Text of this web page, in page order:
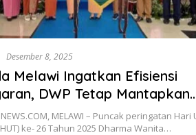
Desember 8, 2025
Melawi Ingatkan Efisiensi
DWP Tetap Mantapkan
PrioritasMELAWI – Puncak peringatan Hari
ke- 26 Tahun 2025 Dharma Wanita…